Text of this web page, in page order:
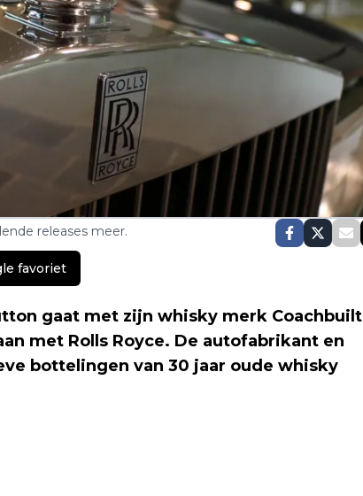
releases meer.
favoriet
gaat met zijn whisky merk Coachbuilt
met Rolls Royce. De autofabrikant en
bottelingen van 30 jaar oude whisky